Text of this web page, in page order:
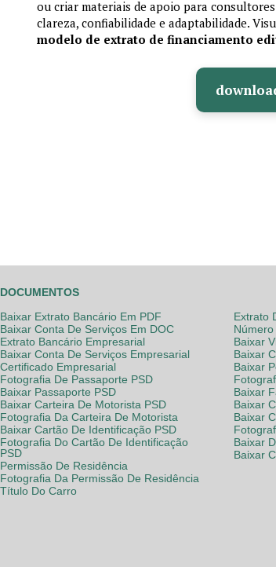
ou criar materiais de apoio para
clareza, confiabilidade e adaptabilidade.
modelo de extrato de financiamento
DOCUMENTOS
Baixar Extrato Bancário Em PDF
Baixar Conta De Serviços Em DOC
Extrato Bancário Empresarial
Baixar Conta De Serviços Empresarial
Certificado Empresarial
Fotografia De Passaporte PSD
Baixar Passaporte PSD
Baixar Carteira De Motorista PSD
Fotografia Da Carteira De Motorista
Baixar Cartão De Identificação PSD
Fotografia Do Cartão De Identificação
PSD
Permissão De Residência
Fotografia Da Permissão De Residência
Título Do Carro
Extrato
Baixar
Baixar
Baixar
Baixar
Baixar
Baixar
Baixar
Baixar